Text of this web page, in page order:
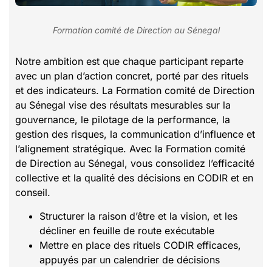
Formation comité de Direction au Sénegal
Notre ambition est que chaque participant reparte
avec un plan d’action concret, porté par des rituels
et des indicateurs. La Formation comité de Direction
au Sénegal vise des résultats mesurables sur la
gouvernance, le pilotage de la performance, la
gestion des risques, la communication d’influence et
l’alignement stratégique. Avec la Formation comité
de Direction au Sénegal, vous consolidez l’efficacité
collective et la qualité des décisions en CODIR et en
conseil.
Structurer la raison d’être et la vision, et les
décliner en feuille de route exécutable
Mettre en place des rituels CODIR efficaces,
appuyés par un calendrier de décisions